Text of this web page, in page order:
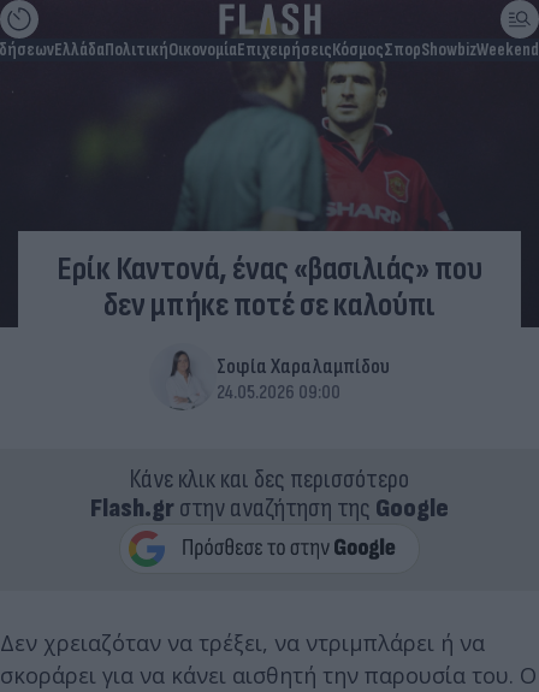
ΕλλάδαΠολιτικήΟικονομίαΕπιχειρήσειςΚόσμοςΣπορShowbizWeekend
Ερίκ Καντονά, ένας «βασιλιάς» που
δεν μπήκε ποτέ σε καλούπι
Σοφία Χαραλαμπίδου
24.05.2026 09:00
Κάνε κλικ και δες περισσότερο
Flash.grστην αναζήτηση της Google
Δεν χρειαζόταν να τρέξει, να ντριμπλάρει ή να
σκοράρει για να κάνει αισθητή την παρουσία του. Ο